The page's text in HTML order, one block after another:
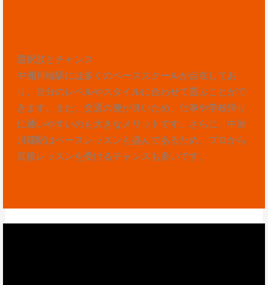
選択肢とチャンス
中洲川端駅には多くのベーススクールが点在してお
り、自分のレベルやスタイルに合わせて選ぶことがで
きます。また、交通の便が良いため、仕事や学校帰り
に通いやすいのも大きなメリットです。さらに、中洲
川端駅はベースレッスンも盛んであるため、プロから
直接レッスンを受けるチャンスも多いです。